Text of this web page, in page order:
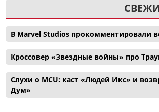
В Marvel Studios прокомментировали
Кроссовер «Звездные войны» про
Слухи о MCU: каст «Людей Икс» и
Дум»